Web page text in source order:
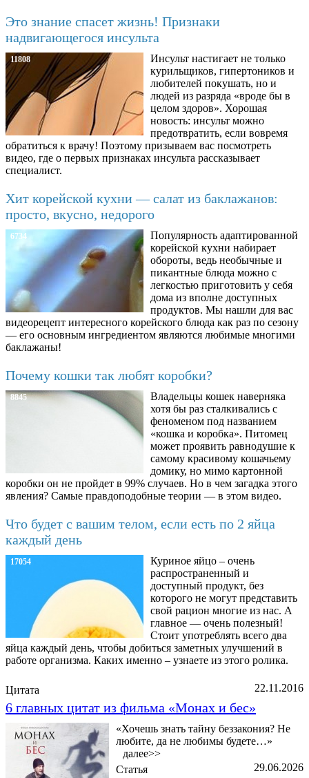
Это знание спасет жизнь! Признаки
надвигающегося инсульта
11808
Инсульт настигает не только
курильщиков, гипертоников и
любителей покушать, но и
людей из разряда «вроде бы в
целом здоров». Хорошая
новость: инсульт можно
предотвратить, если вовремя
обратиться к врачу! Поэтому призываем вас посмотреть
видео, где о первых признаках инсульта рассказывает
специалист.
Хит корейской кухни — салат из баклажанов:
просто, вкусно, недорого
6734
Популярность адаптированной
корейской кухни набирает
обороты, ведь необычные и
пикантные блюда можно с
легкостью приготовить у себя
дома из вполне доступных
продуктов. Мы нашли для вас
видеорецепт интересного корейского блюда как раз по сезону
— его основным ингредиентом являются любимые многими
баклажаны!
Почему кошки так любят коробки?
8845
Владельцы кошек наверняка
хотя бы раз сталкивались с
феноменом под названием
«кошка и коробка». Питомец
может проявить равнодушие к
самому красивому кошачьему
домику, но мимо картонной
коробки он не пройдет в 99% случаев. Но в чем загадка этого
явления? Самые правдоподобные теории — в этом видео.
Что будет с вашим телом, если есть по 2 яйца
каждый день
17054
Куриное яйцо – очень
распространенный и
доступный продукт, без
которого не могут представить
свой рацион многие из нас. А
главное — очень полезный!
Стоит употреблять всего два
яйца каждый день, чтобы добиться заметных улучшений в
работе организма. Каких именно – узнаете из этого ролика.
22.11.2016
Цитата
6 главных цитат из фильма «Монах и бес»
«Хочешь знать тайну беззакония? Не
любите, да не любимы будете…»
далее>>
29.06.2026
Статья